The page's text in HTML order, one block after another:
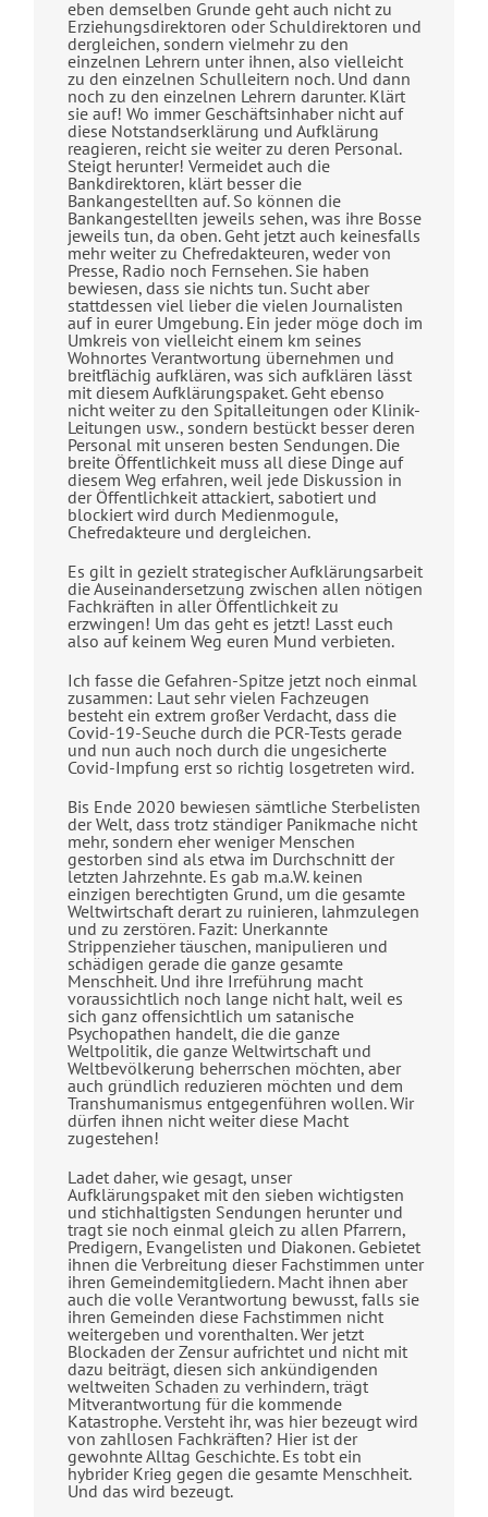
eben demselben Grunde geht auch nicht zu
Erziehungsdirektoren oder Schuldirektoren und
dergleichen, sondern vielmehr zu den
einzelnen Lehrern unter ihnen, also vielleicht
zu den einzelnen Schulleitern noch. Und dann
noch zu den einzelnen Lehrern darunter. Klärt
sie auf! Wo immer Geschäftsinhaber nicht auf
diese Notstandserklärung und Aufklärung
reagieren, reicht sie weiter zu deren Personal.
Steigt herunter! Vermeidet auch die
Bankdirektoren, klärt besser die
Bankangestellten auf. So können die
Bankangestellten jeweils sehen, was ihre Bosse
jeweils tun, da oben. Geht jetzt auch keinesfalls
mehr weiter zu Chefredakteuren, weder von
Presse, Radio noch Fernsehen. Sie haben
bewiesen, dass sie nichts tun. Sucht aber
stattdessen viel lieber die vielen Journalisten
auf in eurer Umgebung. Ein jeder möge doch im
Umkreis von vielleicht einem km seines
Wohnortes Verantwortung übernehmen und
breitflächig aufklären, was sich aufklären lässt
mit diesem Aufklärungspaket. Geht ebenso
nicht weiter zu den Spitalleitungen oder Klinik-
Leitungen usw., sondern bestückt besser deren
Personal mit unseren besten Sendungen. Die
breite Öffentlichkeit muss all diese Dinge auf
diesem Weg erfahren, weil jede Diskussion in
der Öffentlichkeit attackiert, sabotiert und
blockiert wird durch Medienmogule,
Chefredakteure und dergleichen.
Es gilt in gezielt strategischer Aufklärungsarbeit
die Auseinandersetzung zwischen allen nötigen
Fachkräften in aller Öffentlichkeit zu
erzwingen! Um das geht es jetzt! Lasst euch
also auf keinem Weg euren Mund verbieten.
Ich fasse die Gefahren-Spitze jetzt noch einmal
zusammen: Laut sehr vielen Fachzeugen
besteht ein extrem großer Verdacht, dass die
Covid-19-Seuche durch die PCR-Tests gerade
und nun auch noch durch die ungesicherte
Covid-Impfung erst so richtig losgetreten wird.
Bis Ende 2020 bewiesen sämtliche Sterbelisten
der Welt, dass trotz ständiger Panikmache nicht
mehr, sondern eher weniger Menschen
gestorben sind als etwa im Durchschnitt der
letzten Jahrzehnte. Es gab m.a.W. keinen
einzigen berechtigten Grund, um die gesamte
Weltwirtschaft derart zu ruinieren, lahmzulegen
und zu zerstören. Fazit: Unerkannte
Strippenzieher täuschen, manipulieren und
schädigen gerade die ganze gesamte
Menschheit. Und ihre Irreführung macht
voraussichtlich noch lange nicht halt, weil es
sich ganz offensichtlich um satanische
Psychopathen handelt, die die ganze
Weltpolitik, die ganze Weltwirtschaft und
Weltbevölkerung beherrschen möchten, aber
auch gründlich reduzieren möchten und dem
Transhumanismus entgegenführen wollen. Wir
dürfen ihnen nicht weiter diese Macht
zugestehen!
Ladet daher, wie gesagt, unser
Aufklärungspaket mit den sieben wichtigsten
und stichhaltigsten Sendungen herunter und
tragt sie noch einmal gleich zu allen Pfarrern,
Predigern, Evangelisten und Diakonen. Gebietet
ihnen die Verbreitung dieser Fachstimmen unter
ihren Gemeindemitgliedern. Macht ihnen aber
auch die volle Verantwortung bewusst, falls sie
ihren Gemeinden diese Fachstimmen nicht
weitergeben und vorenthalten. Wer jetzt
Blockaden der Zensur aufrichtet und nicht mit
dazu beiträgt, diesen sich ankündigenden
weltweiten Schaden zu verhindern, trägt
Mitverantwortung für die kommende
Katastrophe. Versteht ihr, was hier bezeugt wird
von zahllosen Fachkräften? Hier ist der
gewohnte Alltag Geschichte. Es tobt ein
hybrider Krieg gegen die gesamte Menschheit.
Und das wird bezeugt.